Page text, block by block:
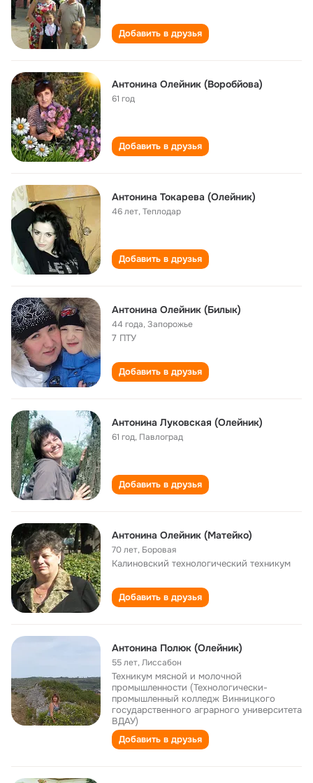
Добавить в друзья
Антонина Олейник (Воробйова)
61 год
Добавить в друзья
Антонина Токарева (Олейник)
46 лет,Теплодар
Добавить в друзья
Антонина Олейник (Билык)
44 года,Запорожье
7 ПТУ
Добавить в друзья
Антонина Луковская (Олейник)
61 год, Павлоград
Добавить в друзья
Антонина Олейник (Матейко)
70 лет, Боровая
Калиновский технологический техникум
Добавить в друзья
Антонина Полюк (Олейник)
55 лет,Лиссабон
Техникум мясной и молочной
промышленности (Технологически-
промышленный колледж Винницкого
государственного аграрного университета
ВДАУ)
Добавить в друзья